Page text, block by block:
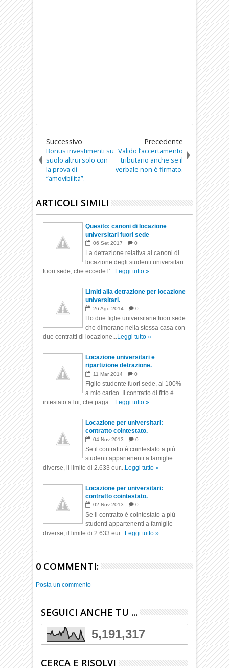
Successivo
Bonus investimenti su
suolo altrui solo con
la prova di
“amovibilità”.
Precedente
Valido l’accertamento
tributario anche se il
verbale non è firmato.
ARTICOLI SIMILI
Quesito: canoni di locazione
universitari fuori sede
06 Set 2017 0
La detrazione relativa ai canoni di
locazione degli studenti universitari
fuori sede, che eccede l’...Leggi tutto »
Limiti alla detrazione per locazione
universitari.
26 Ago 2014 0
Ho due figlie universitarie fuori sede
che dimorano nella stessa casa con
due contratti di locazione...Leggi tutto »
Locazione universitari e
ripartizione detrazione.
11 Mar 2014 0
Figlio studente fuori sede, al 100%
a mio carico. Il contratto di fitto è
intestato a lui, che paga ...Leggi tutto »
Locazione per universitari:
contratto cointestato.
04 Nov 2013 0
Se il contratto è cointestato a più
studenti appartenenti a famiglie
diverse, il limite di 2.633 eur...Leggi tutto »
Locazione per universitari:
contratto cointestato.
02 Nov 2013 0
Se il contratto è cointestato a più
studenti appartenenti a famiglie
diverse, il limite di 2.633 eur...Leggi tutto »
0 COMMENTI:
Posta un commento
SEGUICI ANCHE TU ...
5,191,317
CERCA E RISOLVI